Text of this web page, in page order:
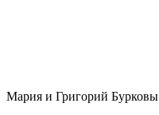
Мария и Григорий Бурковы